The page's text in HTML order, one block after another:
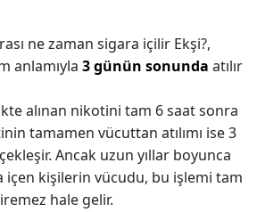
ne zaman sigara içilir Ekşi?,
anlamıyla 3 günün sonunda atılır
alınan nikotini tam 6 saat sonra
tamamen vücuttan atılımı ise 3
Ancak uzun yıllar boyunca
içen kişilerin vücudu, bu işlemi tam
hale gelir.